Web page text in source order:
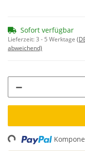
Sofort verfügbar
Lieferzeit:3 - 5 Werktage
abweichend)